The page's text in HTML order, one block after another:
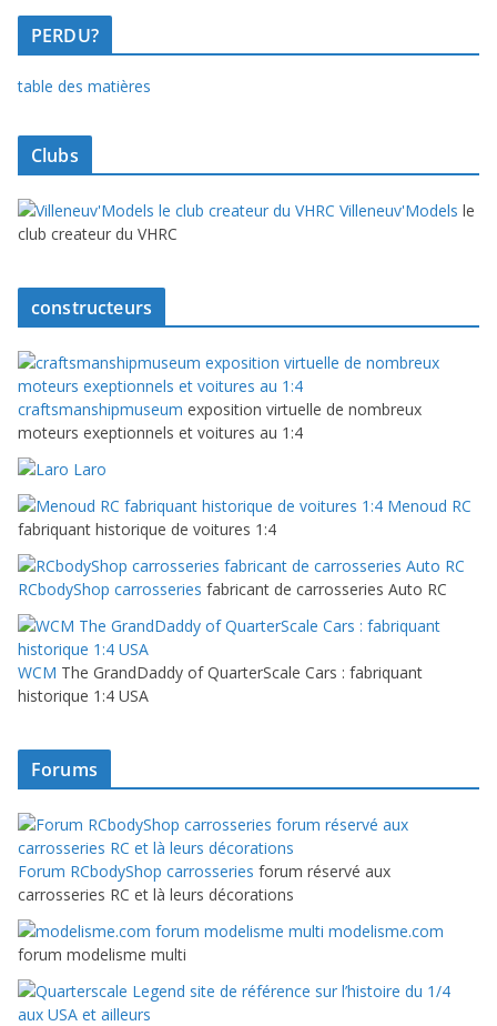
PERDU?
table des matières
Clubs
Villeneuv'Models le
club createur du VHRC
constructeurs
craftsmanshipmuseum exposition virtuelle de nombreux
moteurs exeptionnels et voitures au 1:4
Laro
Menoud RC
fabriquant historique de voitures 1:4
RCbodyShop carrosseries fabricant de carrosseries Auto RC
WCM The GrandDaddy of QuarterScale Cars : fabriquant
historique 1:4 USA
Forums
Forum RCbodyShop carrosseries forum réservé aux
carrosseries RC et là leurs décorations
modelisme.com
forum modelisme multi